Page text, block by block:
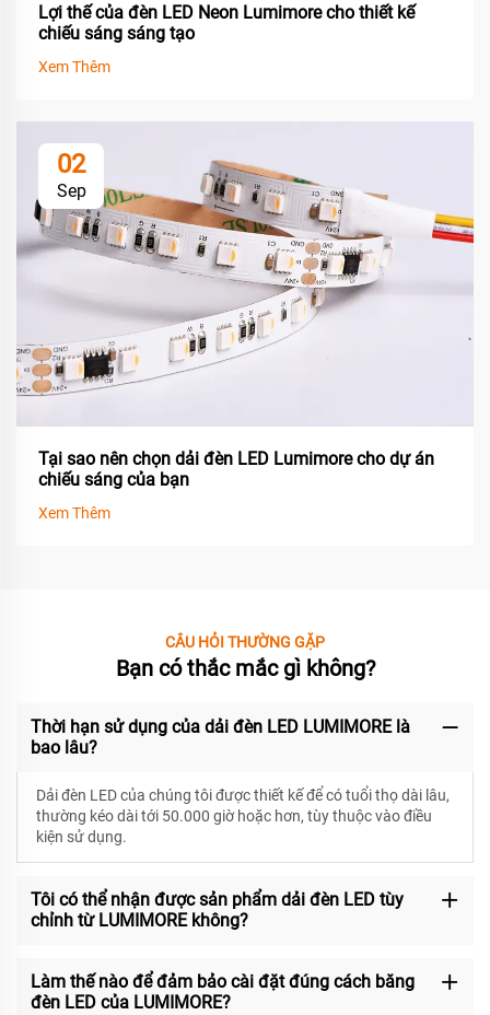
Lợi thế của đèn LED Neon Lumimore cho thiết kế
chiếu sáng sáng tạo
Xem Thêm
02
Sep
Tại sao nên chọn dải đèn LED Lumimore cho dự án
chiếu sáng của bạn
Xem Thêm
CÂU HỎI THƯỜNG GẶP
Bạn có thắc mắc gì không?
Thời hạn sử dụng của dải đèn LED LUMIMORE là
bao lâu?
Dải đèn LED của chúng tôi được thiết kế để cótuổi thọ dài lâu,
thường kéo dài tới 50.000 giờ hoặc hơn, tùy thuộc vào điều
kiện sử dụng.
Tôi có thể nhận được sản phẩm dải đèn LED tùy
chỉnh từ LUMIMORE không?
Làm thế nào để đảm bảo cài đặt đúng cách băng
đèn LED của LUMIMORE?